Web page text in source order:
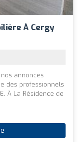
À Cergy
annonces
des professionnels
À La Résidence de